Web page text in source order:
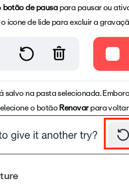
botãode pausapara pausar ou
o ícone de lide para excluir a
salvo na pasta selecionada.
o botãoRenovarpara